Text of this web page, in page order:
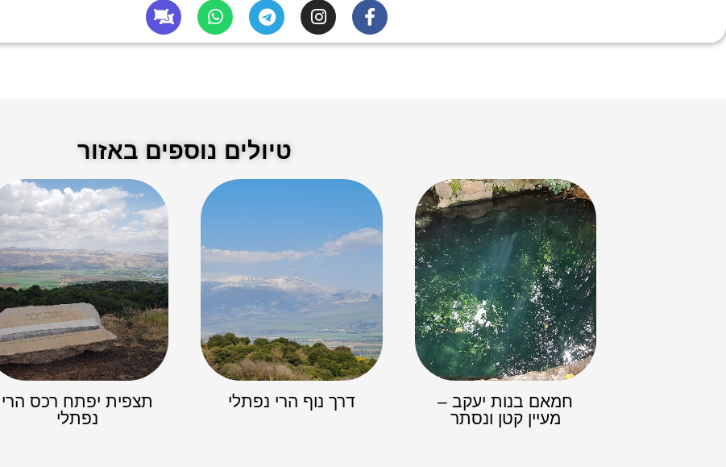
טיולים נוספים באזור
חמאם בנות יעקב –
מעיין קטן ונסתר​
דרך נוף הרי נפתלי
תצפית יפתח רכס הרי
נפתלי